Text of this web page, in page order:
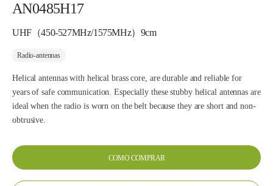
AN0485H17
UHF（450-527MHz/1575MHz）9cm
Radio-antennas
Helical antennas with helical brass core, are durable and reliable for
years of safe communication. Especially these stubby helical antennas are
ideal when the radio is worn on the belt because they are short and non-
obtrusive.
COMO COMPRAR